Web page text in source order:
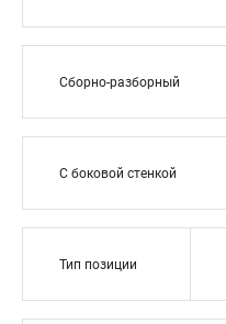
Сборно-разборный
С боковой стенкой
Тип позиции